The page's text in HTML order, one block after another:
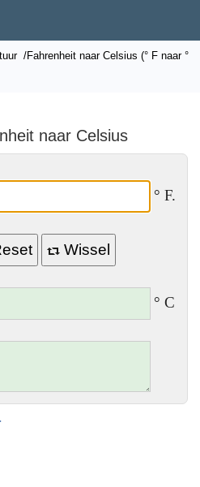
/Fahrenheit naar Celsius (° F naar °
naar Celsius
° F.
Wissel
° C